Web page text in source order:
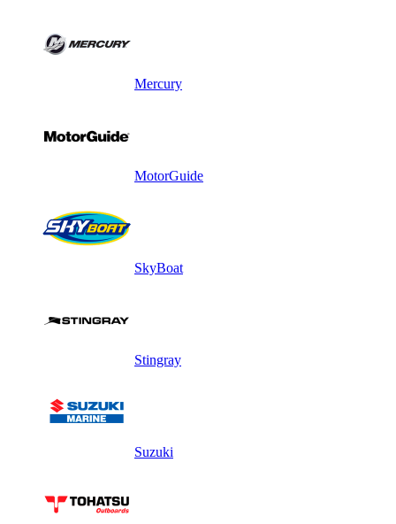
Mercury
MotorGuide
SkyBoat
Stingray
Suzuki